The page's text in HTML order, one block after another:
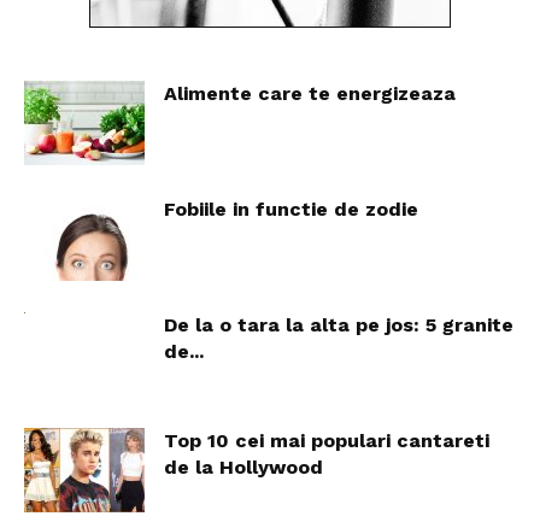
Alimente care te energizeaza
Fobiile in functie de zodie
De la o tara la alta pe jos: 5 granite
de...
Top 10 cei mai populari cantareti
de la Hollywood